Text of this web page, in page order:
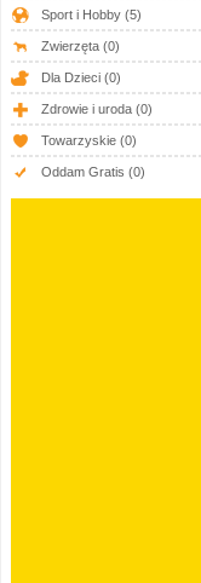
Sport i Hobby (5)
Zwierzęta (0)
Dla Dzieci (0)
Zdrowie i uroda (0)
Towarzyskie (0)
Oddam Gratis (0)